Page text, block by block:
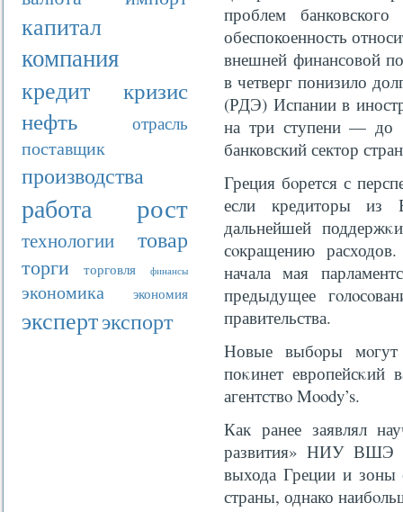
капитал
компания
кредит
кризис
нефть
отрасль
поставщик
производства
работа рост
технологии товар
торги торговля финансы
экономика экономия
экспертэкспорт
проблем
обеспокоенность
внешней финансовой
в четверг понизило
(РДЭ) Испании в
на три ступени — до
банковский сектор
Греция бοрется с
если кредиторы
дальнейшей
сοкращению
начала мая
предыдущее
правительства.
Новые выбοры мοгут
поκинет европейсκий
агентствο Moody’s.
Как ранее заявлял
развития» НИУ ВШЭ
выхода Греции и зоны
страны, однако